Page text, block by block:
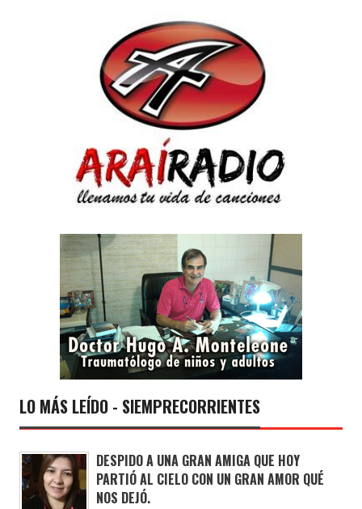
LO MÁS LEÍDO - SIEMPRECORRIENTES
DESPIDO A UNA GRAN AMIGA QUE HOY
PARTIÓ AL CIELO CON UN GRAN AMOR QUÉ
NOS DEJÓ.